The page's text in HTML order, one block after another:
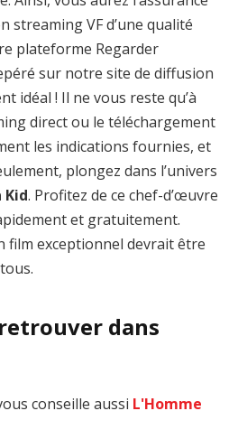
streaming VF d’une qualité
plateforme Regarder
sur notre site de diffusion
idéal ! Il ne vous reste qu’à
direct ou le téléchargement
les indications fournies, et
plongez dans l’univers
Kid. Profitez de ce chef-d’œuvre
et gratuitement.
film exceptionnel devrait être
dans
conseille aussi L'Homme